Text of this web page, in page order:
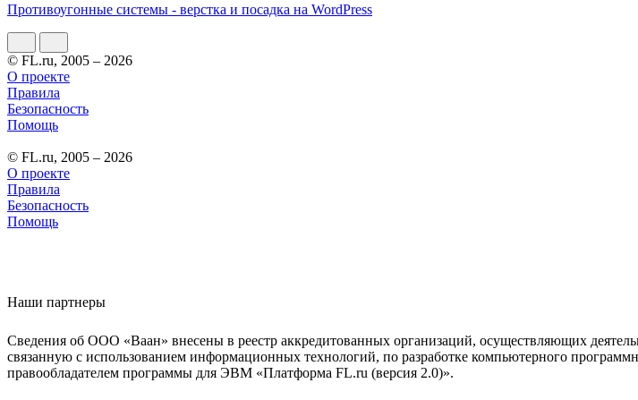
Противоугонные системы - верстка и посадка на WordPress
© FL.ru, 2005 – 2026
О проекте
Правила
Безопасность
Помощь
© FL.ru, 2005 – 2026
О проекте
Правила
Безопасность
Помощь
Наши партнеры
Сведения об ООО «Ваан» внесены в реестр аккредитованных организаций, осуществляющих
связанную с использованием информационных технологий, по разработке компьютерного
правообладателем программы для ЭВМ «Платформа FL.ru (версия 2.0)».